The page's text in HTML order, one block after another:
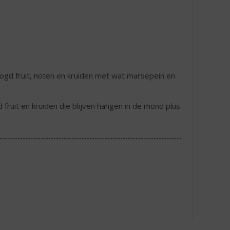
fruit, noten en kruiden met wat marsepein en
en kruiden die blijven hangen in de mond plus